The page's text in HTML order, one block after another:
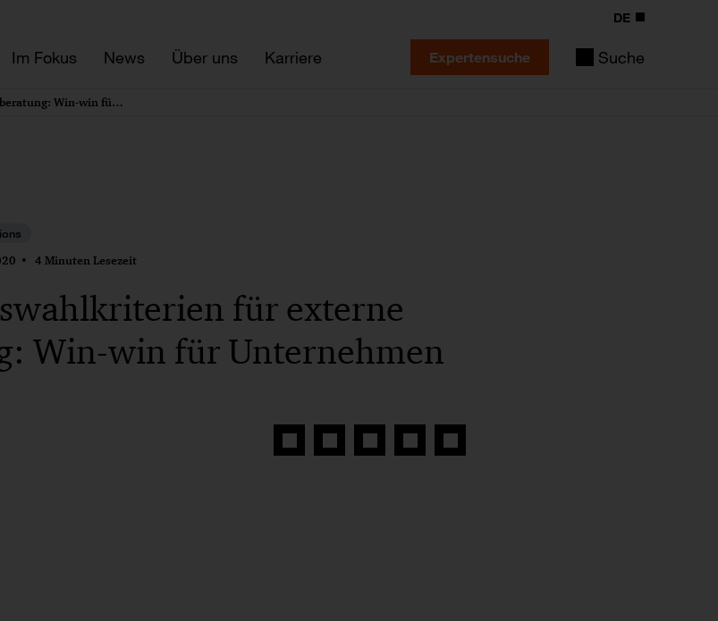
Im Fokus News Über uns Karriere
DE
Expertensuche Suche
Objektivere Auswahlkriterien für externe Rechtsberatung: Win-win für Unternehmen und Kanzleien
4 Minuten Lesezeit
für externe
Win-win für Unternehmen
Auf
Auf
Auf
Auf
Link